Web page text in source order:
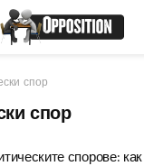
спор
спор
спорове: